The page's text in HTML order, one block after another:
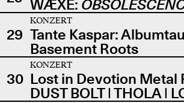
WÆXE:
29
KONZERT
Tante Kaspar:
Basement Roots
30
KONZERT
Lost in Devotion Metal
DUST BOLT | THOLA |